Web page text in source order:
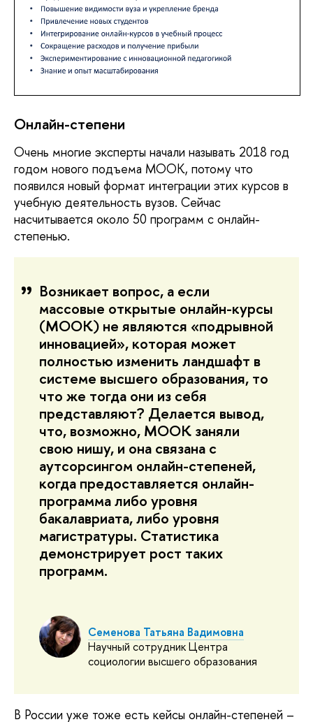
Онлайн-степени
Очень многие эксперты начали называть 2018 год
годом нового подъема МООК, потому что
появился новый формат интеграции этих курсов в
учебную деятельность вузов. Сейчас
насчитывается около 50 программ с онлайн-
степенью.
Возникает вопрос, а если
массовые открытые онлайн-курсы
(МООК) не являются «подрывной
инновацией», которая может
полностью изменить ландшафт в
системе высшего образования, то
что же тогда они из себя
представляют? Делается вывод,
что, возможно, МООК заняли
свою нишу, и она связана с
аутсорсингом онлайн-степеней,
когда предоставляется онлайн-
программа либо уровня
бакалавриата, либо уровня
магистратуры. Статистика
демонстрирует рост таких
программ.
Семенова Татьяна Вадимовна
Научный сотрудник Центра
социологии высшего образования
В России уже тоже есть кейсы онлайн-степеней –